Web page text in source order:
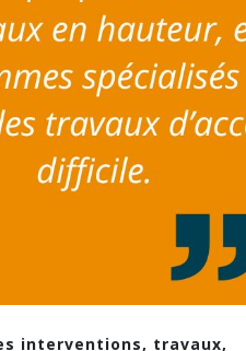
interventions, travaux,